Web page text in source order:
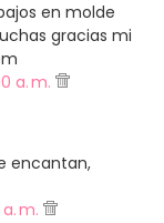
en molde
gracias mi
a. m.
encantan,
m.